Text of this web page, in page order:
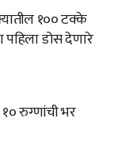
१०० टक्के
पहिला डोस देणारे
रुग्णांची भर